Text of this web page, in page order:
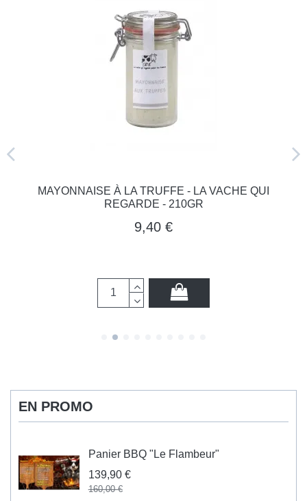
MAYONNAISE À LA TRUFFE - LA VACHE QUI
REGARDE - 210GR
9,40 €
EN PROMO
Panier BBQ "Le Flambeur"
139,90 €
160,00 €